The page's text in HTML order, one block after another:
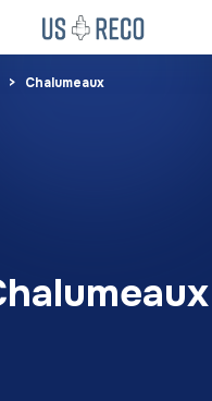
Chalumeaux